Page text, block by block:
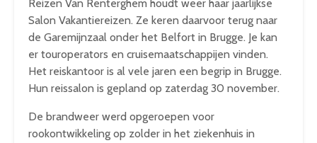
Reizen Van Renterghem houdt weer haar jaarlijkse
Salon Vakantiereizen. Ze keren daarvoor terug naar
de Garemijnzaal onder het Belfort in Brugge. Je kan
er touroperators en cruisemaatschappijen vinden.
Het reiskantoor is al vele jaren een begrip in Brugge.
Hun reissalon is gepland op zaterdag 30 november.
De brandweer werd opgeroepen voor
rookontwikkeling op zolder in het ziekenhuis in